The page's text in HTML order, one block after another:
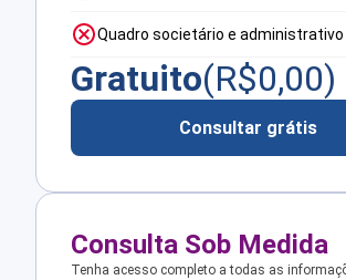
Quadro societário e administrativo
Gratuito(R$0,00)
Consultar grátis
Consulta Sob Medida
Tenha acesso completo a todas as